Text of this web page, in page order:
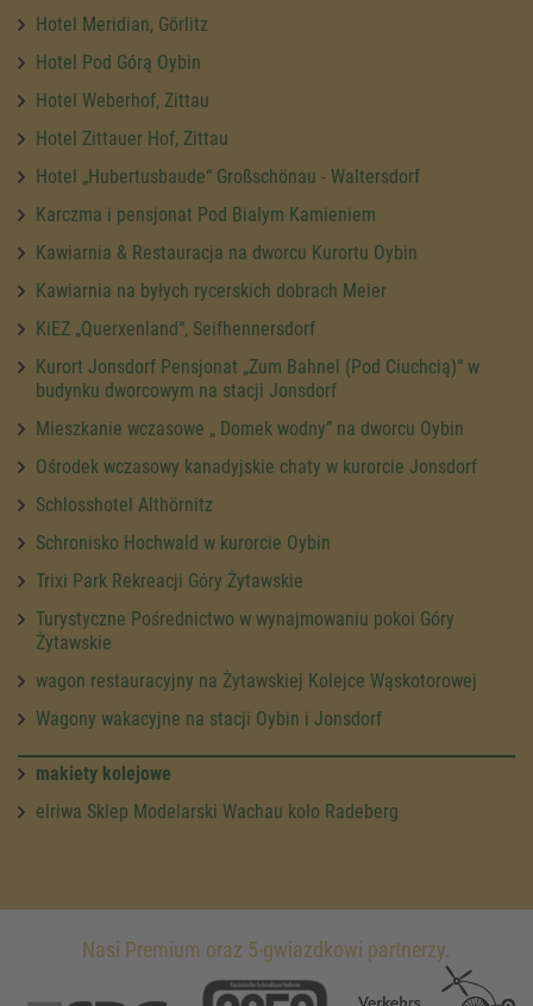
Hotel Meridian, Görlitz
Hotel Pod Górą Oybin
Hotel Weberhof, Zittau
Hotel Zittauer Hof, Zittau
Hotel „Hubertusbaude“ Großschönau - Waltersdorf
Karczma i pensjonat Pod Białym Kamieniem
Kawiarnia & Restauracja na dworcu Kurortu Oybin
Kawiarnia na byłych rycerskich dobrach Meier
KiEZ „Querxenland“, Seifhennersdorf
Kurort Jonsdorf Pensjonat „Zum Bahnel (Pod Ciuchcią)“ w
budynku dworcowym na stacji Jonsdorf
Mieszkanie wczasowe „ Domek wodny” na dworcu Oybin
Ośrodek wczasowy kanadyjskie chaty w kurorcie Jonsdorf
Schlosshotel Althörnitz
Schronisko Hochwald w kurorcie Oybin
Trixi Park Rekreacji Góry Żytawskie
Turystyczne Pośrednictwo w wynajmowaniu pokoi Góry
Żytawskie
wagon restauracyjny na Żytawskiej Kolejce Wąskotorowej
Wagony wakacyjne na stacji Oybin i Jonsdorf
makiety kolejowe
elriwa Sklep Modelarski Wachau koło Radeberg
Nasi Premium oraz 5-gwiazdkowi partnerzy.